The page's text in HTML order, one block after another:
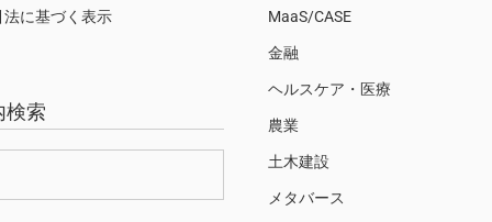
法に基づく表示
検索
MaaS/CASE
金融
ヘルスケア・医療
農業
土木建設
メタバース